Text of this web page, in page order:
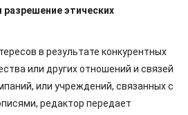
этических
в результате конкурентных
или других отношений и связей
или учреждений, связанных с
редактор передает